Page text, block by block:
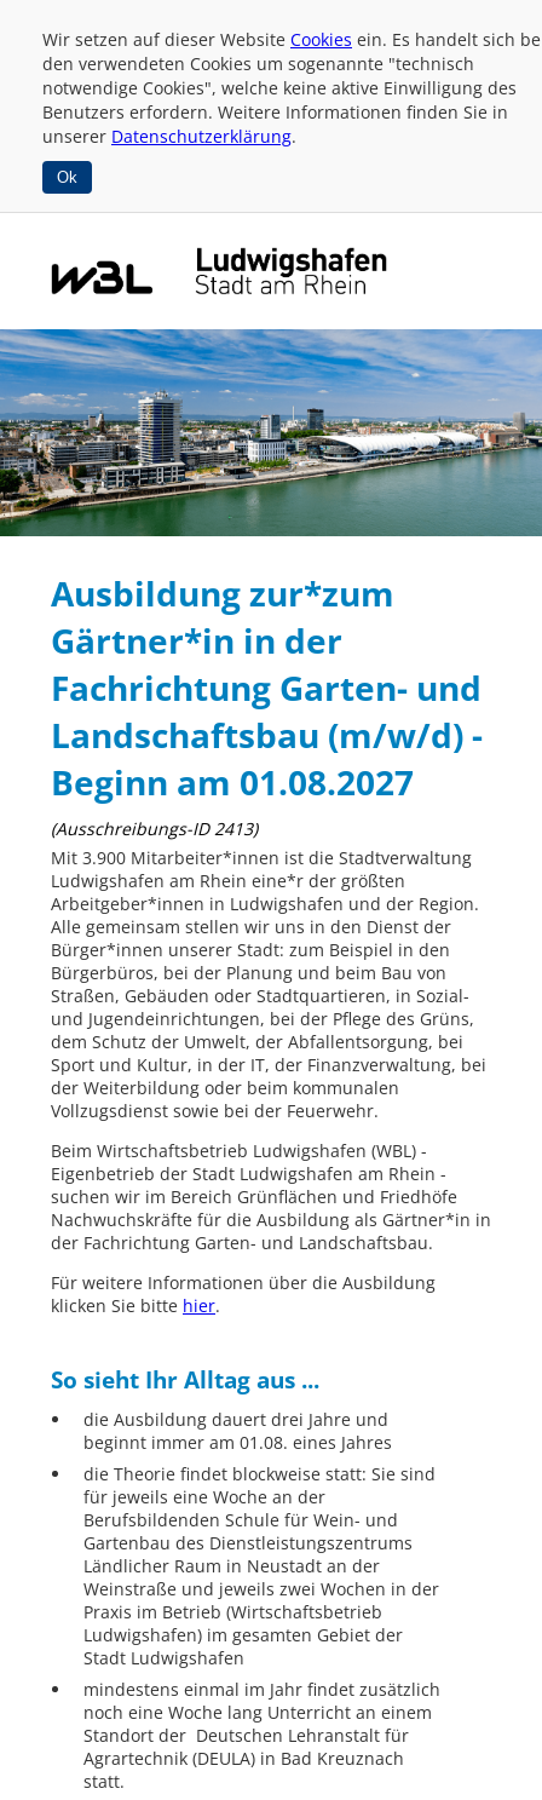
Wir setzen auf dieser Website Cookies ein. Es handelt sich
den verwendeten Cookies um sogenannte "technisch
notwendige Cookies", welche keine aktive Einwilligung des
Benutzers erfordern. Weitere Informationen finden Sie in
unserer Datenschutzerklärung.
Ok
Ausbildung zur*zum
Gärtner*in in der
Fachrichtung Garten- und
Landschaftsbau (m/w/d) -
Beginn am 01.08.2027
(Ausschreibungs-ID 2413)
Mit 3.900 Mitarbeiter*innen ist die Stadtverwaltung
Ludwigshafen am Rhein eine*r der größten
Arbeitgeber*innen in Ludwigshafen und der Region.
Alle gemeinsam stellen wir uns in den Dienst der
Bürger*innen unserer Stadt: zum Beispiel in den
Bürgerbüros, bei der Planung und beim Bau von
Straßen, Gebäuden oder Stadtquartieren, in Sozial-
und Jugendeinrichtungen, bei der Pflege des Grüns,
dem Schutz der Umwelt, der Abfallentsorgung, bei
Sport und Kultur, in der IT, der Finanzverwaltung, bei
der Weiterbildung oder beim kommunalen
Vollzugsdienst sowie bei der Feuerwehr.
Beim Wirtschaftsbetrieb Ludwigshafen (WBL) -
Eigenbetrieb der Stadt Ludwigshafen am Rhein -
suchen wir im Bereich Grünflächen und Friedhöfe
Nachwuchskräfte für die Ausbildung als Gärtner*in in
der Fachrichtung Garten- und Landschaftsbau.
Für weitere Informationen über die Ausbildung
klicken Sie bitte hier.
So sieht Ihr Alltag aus ...
die Ausbildung dauert drei Jahre und
beginnt immer am 01.08. eines Jahres
die Theorie findet blockweise statt: Sie sind
für jeweils eine Woche an der
Berufsbildenden Schule für Wein- und
Gartenbau des Dienstleistungszentrums
Ländlicher Raum in Neustadt an der
Weinstraße und jeweils zwei Wochen in der
Praxis im Betrieb (Wirtschaftsbetrieb
Ludwigshafen) im gesamten Gebiet der
Stadt Ludwigshafen
mindestens einmal im Jahr findet zusätzlich
noch eine Woche lang Unterricht an einem
Standort der Deutschen Lehranstalt für
Agrartechnik (DEULA) in Bad Kreuznach
statt.